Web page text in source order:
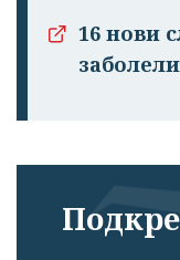
16 нови